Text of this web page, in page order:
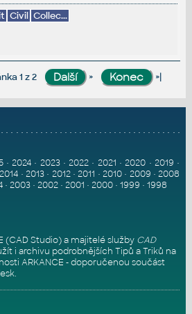
Civil Collec...
1 z 2 » »|
• • • • • • • • • • • • • • • • • • • • • • • • • • • • • • • • • • • • •
•2024 • 2023•2022 • 2021 •2020 • 2019 •
2014 •2013 • 2012•2011 • 2010• 2009 •2008
• 2003• 2002• 2001 • 2000• 1999 • 1998
(CAD Studio) a majitelé služby CAD
i archivu podrobnějších Tipů a Triků na
ARKANCE - doporučenou součást